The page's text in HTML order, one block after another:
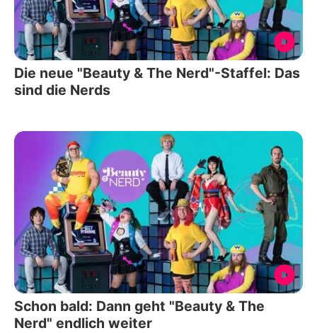
Die neue "Beauty & The Nerd"-Staffel: Das
sind die Nerds
Schon bald: Dann geht "Beauty & The
Nerd" endlich weiter